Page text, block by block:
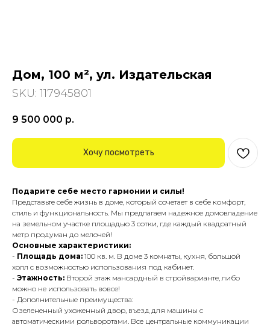
Дом, 100 м², ул. Издательская
SKU: 117945801
9 500 000 р.
Хочу посмотреть
Подарите себе место гармонии и силы!
Представьте себе жизнь в доме, который сочетает в себе комфорт,
стиль и функциональность. Мы предлагаем надежное домовладение
на земельном участке площадью 3 сотки, где каждый квадратный
метр продуман до мелочей!
Основные характеристики:
- Площадь дома: 100 кв. м. В доме 3 комнаты, кухня, большой
холл с возможностью использования под кабинет.
- Этажность: Второй этаж мансардный в стройварианте, либо
можно не использовать вовсе!
- Дополнительные преимущества:
Озелененный ухоженный двор, въезд для машины с
автоматическими рольворотами. Все центральные коммуникации